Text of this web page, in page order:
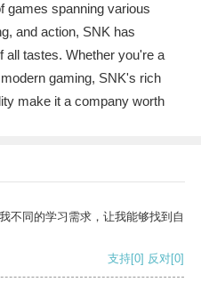
games spanning various
and action, SNK has
all tastes. Whether you're a
gaming, SNK's rich
make it a company worth
不同的学习需求，让我能够找到自
支持[0] 反对[0]